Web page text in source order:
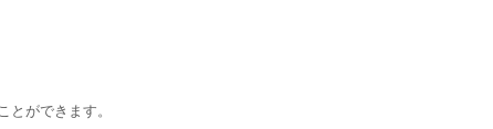
ができます。